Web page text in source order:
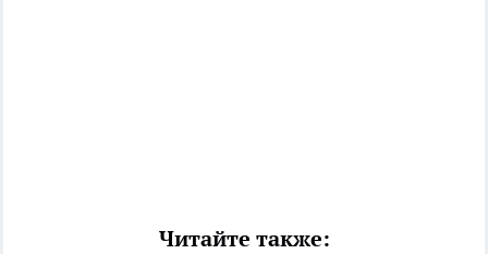
Читайте также: